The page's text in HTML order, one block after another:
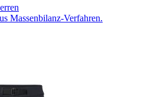
Massenbilanz-Verfahren.